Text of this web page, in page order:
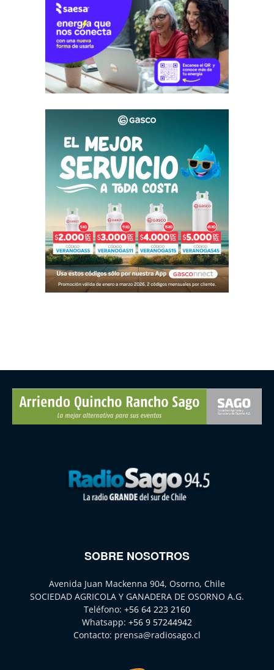
SOBRE NOSOTROS
Avenida Juan Mackenna 904, Osorno, Chile
SOCIEDAD AGRICOLA Y GANADERA DE OSORNO A.G.
Teléfono: +56 64 223 2160
Whatsapp: +56 9 57244942
Contacto: prensa@radiosago.cl